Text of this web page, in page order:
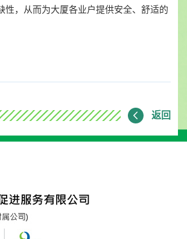
性，从而为大厦各业户提供安全、舒适的
返回